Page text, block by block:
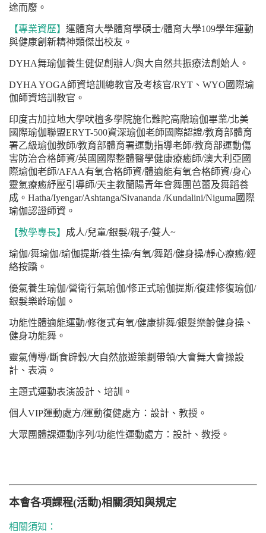
途而廢。
【專業資歷】 運體育大學體育學碩士/體育大學109學年運動
與健康創新精神類傑出校友。
DYHA舞瑜伽養生健促創辦人/與大自然共振療法創始人。
DYHA YOGA師資培訓總教官及考核官/RYT 、 WYO 國際瑜
伽師資培訓教官。
印度古加拉地大學吠檀多學院施化難陀高階瑜伽畢業/北美
國際瑜伽聯盟ERYT-500資深瑜伽老師國際認證/教育部體育
署乙級瑜伽教師/教育部體育署運動指導老師/教育部運動傷
害防治合格師資/英國國際整體醫學健康療癒師/澳大利亞國
際瑜伽老師/AFAA有氧合格師資/體適能有氧合格師資/身心
靈氣療癒紓壓引導師/天主教蘭陽青年會舞團芭蕾及舞蹈養
成。 Hatha/Iyengar/Ashtanga/Sivananda /Kundalini/Niguma 國際
瑜伽認證師資。
【教學專長】 成人/兒童/銀髮/親子/雙人~
瑜伽/舞瑜伽/瑜伽提斯/養生操/有氧/舞蹈/健身操/靜心療癒/經
絡按蹻。
優氣養生瑜伽/營衛行氣瑜伽/修正式瑜伽提斯/復建修復瑜伽/
銀髮樂齡瑜伽。
功能性體適能運動/修復式有氧/健康排舞/銀髮樂齡健身操、
健身功能舞。
靈氣傳導/斷食辟穀/大自然旅遊策劃帶領/大會舞大會操設
計、表演。
主題式運動表演設計、培訓。
個人VIP運動處方/運動復健處方：設計、教授。
大眾團體課運動序列 /功能性運動處方：設計、教授。
本會各項課程(活動)相關須知與規定
相關須知：